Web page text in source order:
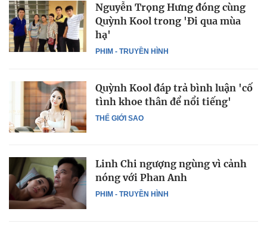
PHIM - TRUYỀN HÌNH
Nguyễn Trọng Hưng đóng cùng
Quỳnh Kool trong 'Đi qua mùa
hạ'
THẾ GIỚI SAO
Quỳnh Kool đáp trả bình luận 'cố
tình khoe thân để nổi tiếng'
PHIM - TRUYỀN HÌNH
Linh Chi ngượng ngùng vì cảnh
nóng với Phan Anh